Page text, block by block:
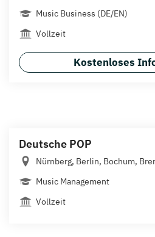
Music Business (DE/EN)
Vollzeit
Kostenloses
Deutsche POP
Nürnberg, Berlin, Bochum,
Music Management
Vollzeit